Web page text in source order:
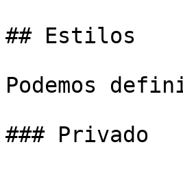
## Estilos
Podemos
### Privado